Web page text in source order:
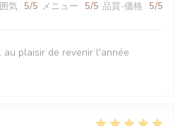
気 : 5/5 メニュー : 5/5 品質-価格 : 5/5
au plaisir de revenir l'année